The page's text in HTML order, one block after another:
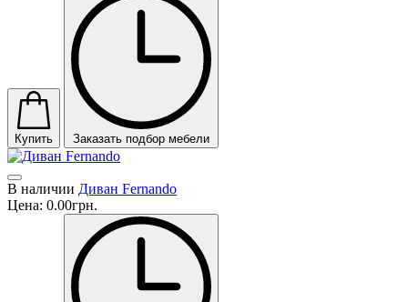
Купить Заказать подбор мебели
В наличии Диван Fernando
Цена: 0.00грн.